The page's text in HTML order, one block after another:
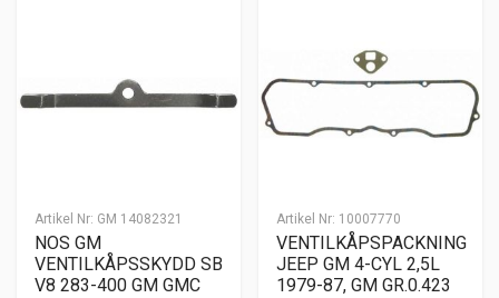
Artikel Nr: GM 14082321
NOS GM
VENTILKÅPSSKYDD SB
V8 283-400 GM GMC
Artikel Nr: 10007770
VENTILKÅPSPACKNING
JEEP GM 4-CYL 2,5L
1979-87, GM GR.0.423